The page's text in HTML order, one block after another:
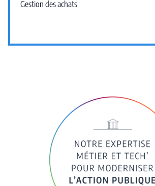
Gestion des achats